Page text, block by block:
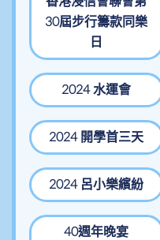
30屆步行籌款同樂
日
2024 水運會
2024 開學首三天
2024 呂小樂繽紛
40週年晚宴